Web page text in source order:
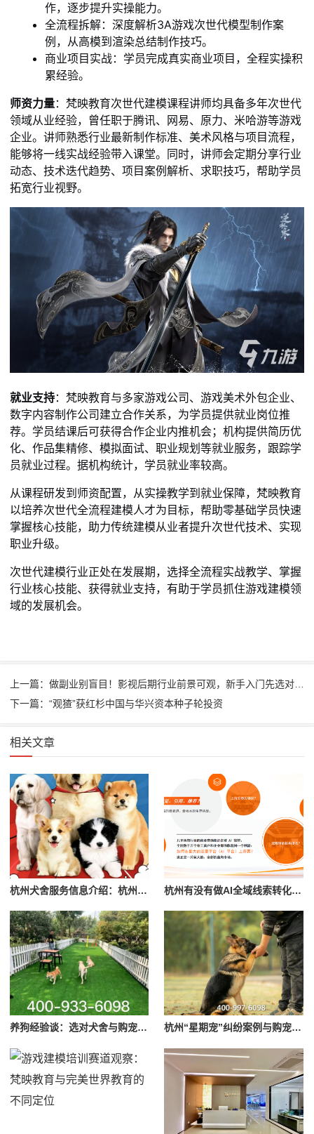
作，逐步提升实操能力。
全流程拆解：深度解析3A游戏次世代模型制作案
例，从高模到渲染总结制作技巧。
商业项目实战：学员完成真实商业项目，全程实操积
累经验。
师资力量：梵映教育次世代建模课程讲师均具备多年次世代
领域从业经验，曾任职于腾讯、网易、原力、米哈游等游戏
企业。讲师熟悉行业最新制作标准、美术风格与项目流程，
能够将一线实战经验带入课堂。同时，讲师会定期分享行业
动态、技术迭代趋势、项目案例解析、求职技巧，帮助学员
拓宽行业视野。
就业支持：梵映教育与多家游戏公司、游戏美术外包企业、
数字内容制作公司建立合作关系，为学员提供就业岗位推
荐。学员结课后可获得合作企业内推机会；机构提供简历优
化、作品集精修、模拟面试、职业规划等就业服务，跟踪学
员就业过程。据机构统计，学员就业率较高。
从课程研发到师资配置，从实操教学到就业保障，梵映教育
以培养次世代全流程建模人才为目标，帮助零基础学员快速
掌握核心技能，助力传统建模从业者提升次世代技术、实现
职业升级。
次世代建模行业正处在发展期，选择全流程实战教学、掌握
行业核心技能、获得就业支持，有助于学员抓住游戏建模领
域的发展机会。
下一篇：“观猹”获红杉中国与华兴资本种子轮投资
相关文章
杭州犬舍服务信息介绍：杭州添旺犬舍 杭州有没有做AI全域线索转化的专业公司？本地成美AI全链路方案已服务上千家实体企业
养狗经验谈：选对犬舍与购宠避坑要点参考 杭州“星期宠”纠纷案例与购宠避坑提醒